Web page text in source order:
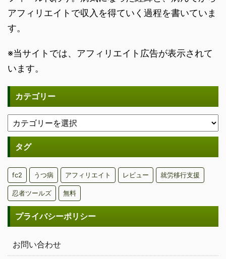
アフィリエイトで収入を得ていく過程を書いていま
す。
※当サイトでは、アフィリエイト広告が表示されて
います。
カテゴリー
タグ
fc2 うつ病 アフィリエイト レビュー 就労移行支援
忍者ツールズ 無料
プライバシーポリシー
お問い合わせ